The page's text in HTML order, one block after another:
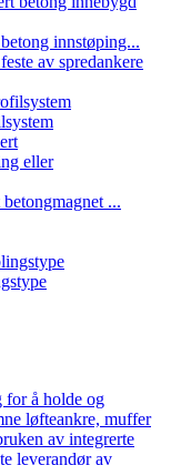
innstøping...
...